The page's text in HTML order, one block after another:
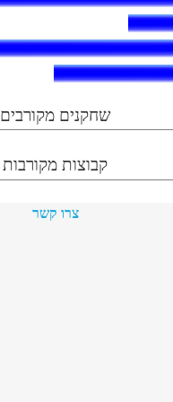
שחקנים מקורבים
קבוצות מקורבות
צרו קשר